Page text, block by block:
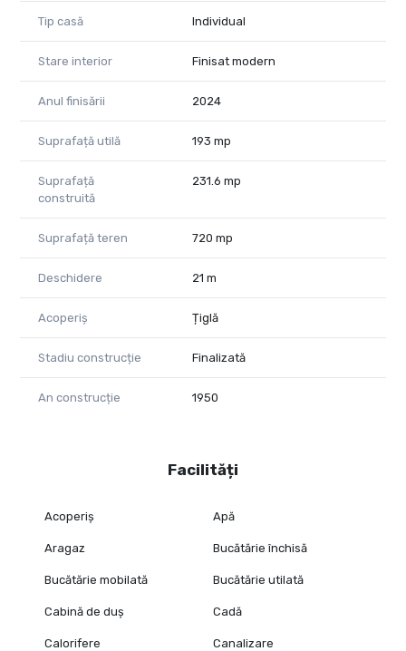
Tip casă Individual
Stare interior Finisat modern
Anul finisării 2024
Suprafață utilă 193 mp
Suprafață
construită
231.6 mp
Suprafață teren 720 mp
Deschidere 21 m
Acoperiș Țiglă
Stadiu construcție Finalizată
An construcție 1950
Facilități
Acoperiș Apă
Aragaz Bucătărie închisă
Bucătărie mobilată Bucătărie utilată
Cabină de duș Cadă
Calorifere Canalizare